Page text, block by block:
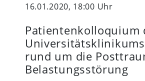
16.01.2020, 18:00 Uhr
Patientenkolloquium
rund um die
Belastungsstörung